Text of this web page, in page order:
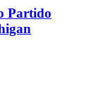
Partido